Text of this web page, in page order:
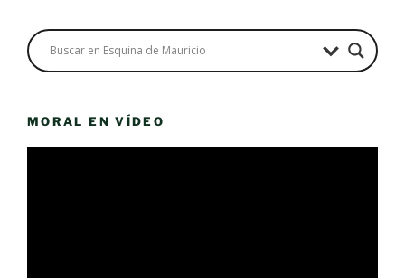
MORAL EN VÍDEO